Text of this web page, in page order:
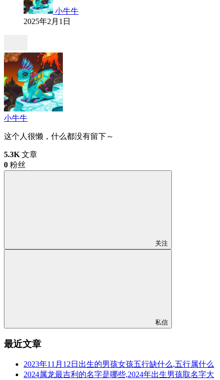
小牛牛
2025年2月1日
小牛牛
这个人很懒，什么都没有留下～
5.3K 文章
0 粉丝
关注
私信
最近文章
2023年11月12日出生的男孩女孩五行缺什么,五行属什么
2024属龙最吉利的名字是哪些,2024年出生男孩取名字大